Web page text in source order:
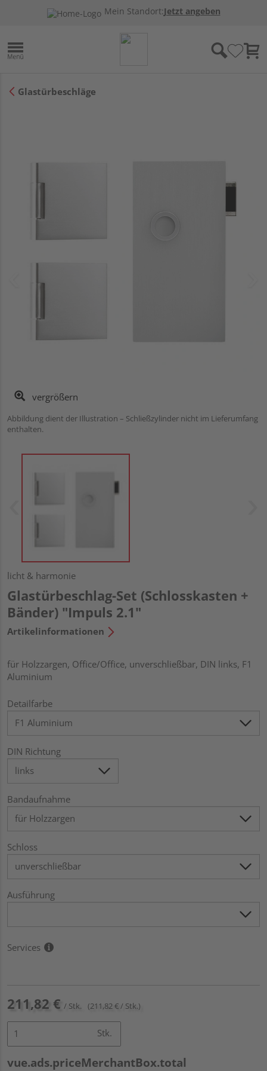
Mein Standort:Jetzt angeben
Glastürbeschläge
vergrößern
Abbildung dient der Illustration – Schließzylinder nicht im Lieferumfang
enthalten.
licht & harmonie
Glastürbeschlag-Set (Schlosskasten +
Bänder) "Impuls 2.1"
Artikelinformationen
für Holzzargen, Office/Office, unverschließbar, DIN links, F1
Aluminium
Detailfarbe
DIN Richtung
Bandaufnahme
Schloss
Ausführung
Services
211,82 € / Stk. (211,82 € / Stk.)
Stk.
vue.ads.priceMerchantBox.total